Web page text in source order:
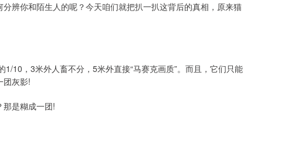
辨你和陌生人的呢？今天咱们就把扒一扒这背后的真相，原来猫
10，3米外人畜不分，5米外直接“马赛克画质”。而且，它们只能
团灰影!
那是糊成一团!